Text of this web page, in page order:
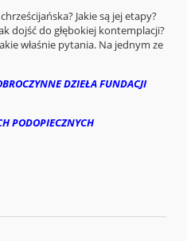
Jakie są jej etapy?
dojść do głębokiej kontemplacji?
właśnie pytania. Na jednym ze
DZIEŁA FUNDACJI
PODOPIECZNYCH